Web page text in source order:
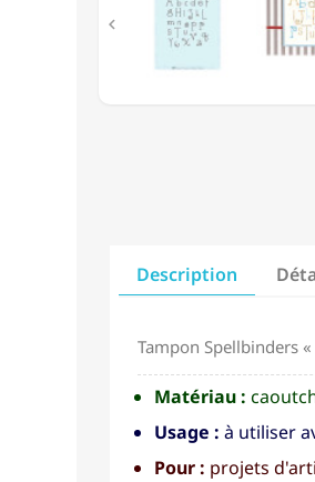

Description
Tampon Spellbinders
Matériau :
Usage : à utiliser
Pour : projets